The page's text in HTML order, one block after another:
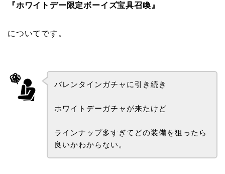
『ホワイトデー限定ボーイズ宝具召喚』
についてです。
バレンタインガチャに引き続き
ホワイトデーガチャが来たけど
ラインナップ多すぎてどの装備を狙ったら
良いかわからない。